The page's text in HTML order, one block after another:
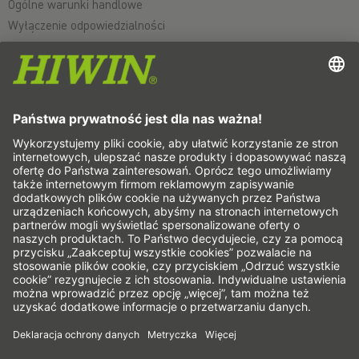
Ogólne warunki handlowe
Wyłączenie odpowiedzialności
Whistleblower system
Cookies
Osie precyzyjne & Systemy precyzyjne
Siłowniki elektryczne
Stoliki obrotowe
Silniki serwo
Prowadnice z szyną profilową
Mechanizmy śrubowo-toczne
Sterownik
Przekładnie falowe
Silniki momentowe
Silniki liniowe
Dozowniki/Dozowanie